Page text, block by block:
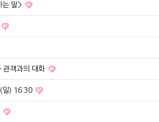
는 말>
객과의 대화
일) 16:30